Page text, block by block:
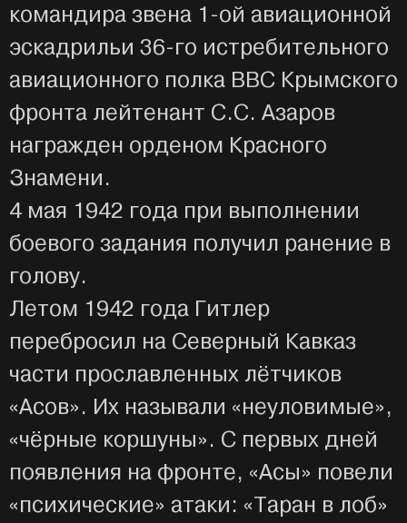
командира звена 1-ой авиационной
эскадрильи 36-го истребительного
авиационного полка ВВС Крымского
фронта лейтенант С.С. Азаров
награжден орденом Красного
Знамени.
4 мая 1942 года при выполнении
боевого задания получил ранение в
голову.
Летом 1942 года Гитлер
перебросил на Северный Кавказ
части прославленных лётчиков
«Асов». Их называли «неуловимые»,
«чёрные коршуны». С первых дней
появления на фронте, «Асы» повели
«психические» атаки: «Таран в лоб»